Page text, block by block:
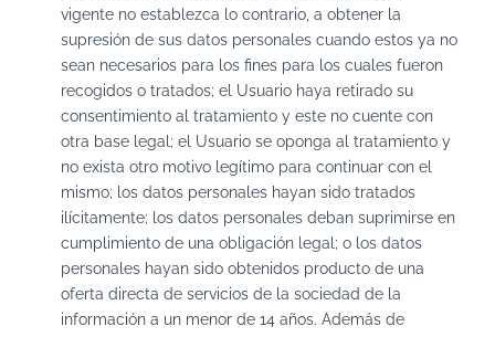
vigente no establezca lo contrario, a obtener la
supresión de sus datos personales cuando estos ya no
sean necesarios para los fines para los cuales fueron
recogidos o tratados; el Usuario haya retirado su
consentimiento al tratamiento y este no cuente con
otra base legal; el Usuario se oponga al tratamiento y
no exista otro motivo legítimo para continuar con el
mismo; los datos personales hayan sido tratados
ilícitamente; los datos personales deban suprimirse en
cumplimiento de una obligación legal; o los datos
personales hayan sido obtenidos producto de una
oferta directa de servicios de la sociedad de la
información a un menor de 14 años. Además de